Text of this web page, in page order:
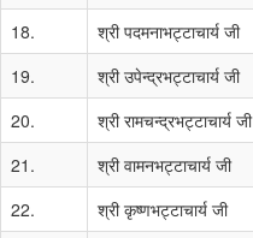
18.
श्री पदमनाभट्टाचार्य जी
19.
श्री उपेन्द्रभट्टाचार्य जी
20.
श्री रामचन्द्रभट्टाचार्य जी
21.
श्री वामनभट्टाचार्य जी
22.
श्री कृष्णभट्टाचार्य जी